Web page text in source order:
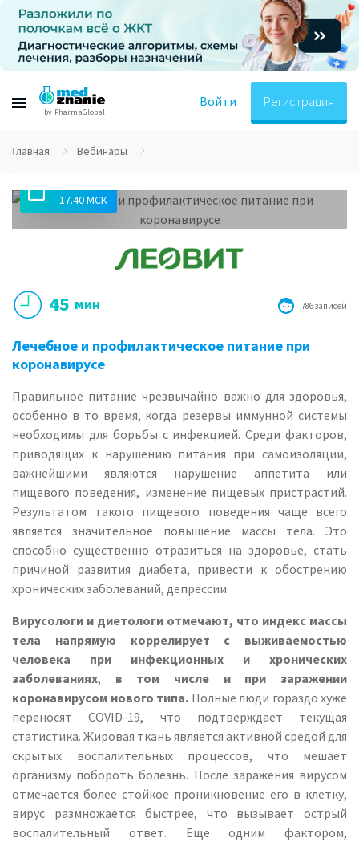
by PharmaGlobal
Войти Регистрация
Главная Вебинары
17.40 МСК
45 мин 786 записей
Лечебное и профилактическое питание при
коронавирусе
Правильное питание чрезвычайно важно для здоровья,
особенно в то время, когда резервы иммунной системы
необходимы для борьбы с инфекцией. Среди факторов,
приводящих к нарушению питания при самоизоляции,
важнейшими являются нарушение аппетита или
пищевого поведения, изменение пищевых пристрастий.
Результатом такого пищевого поведения чаще всего
является значительное повышение массы тела. Это
способно существенно отразиться на здоровье, стать
причиной развития диабета, привести к обострению
хронических заболеваний, депрессии.
Вирусологи и диетологи отмечают, что индекс массы
тела напрямую коррелирует с выживаемостью
человека при инфекционных и хронических
заболеваниях, в том числе и при заражении
коронавирусом нового типа. Полные люди гораздо хуже
переносят СОVID-19, что подтверждает текущая
статистика. Жировая ткань является активной средой для
скрытых воспалительных процессов, что мешает
организму побороть болезнь. После заражения вирусом
отмечается более стойкое проникновение его в клетку,
вирус размножается быстрее, что вызывает острый
воспалительный ответ. Еще одним фактором,